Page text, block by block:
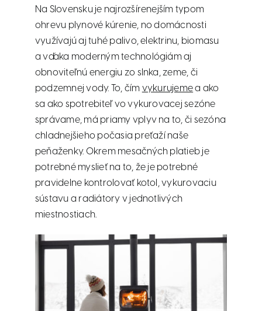
Na Slovensku je najrozšírenejším typom
ohrevu plynové kúrenie, no domácnosti
využívajú aj tuhé palivo, elektrinu, biomasu
a vďaka moderným technológiám aj
obnoviteľnú energiu zo slnka, zeme, či
podzemnej vody. To, čím vykurujemea ako
sa ako spotrebiteľ vo vykurovacej sezóne
správame, má priamy vplyv na to, či sezóna
chladnejšieho počasia preťaží naše
peňaženky. Okrem mesačných platieb je
potrebné myslieť na to, že je potrebné
pravidelne kontrolovať kotol, vykurovaciu
sústavu a radiátory v jednotlivých
miestnostiach.